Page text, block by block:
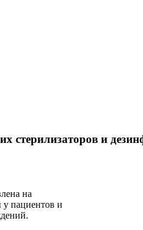
стерилизаторов и
на
пациентов и